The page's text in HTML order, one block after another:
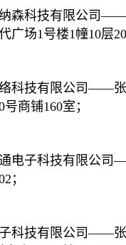
科技有限公司——
广场1号楼1幢10层20
技有限公司——张
商铺160室；
子科技有限公司
；
技有限公司——张